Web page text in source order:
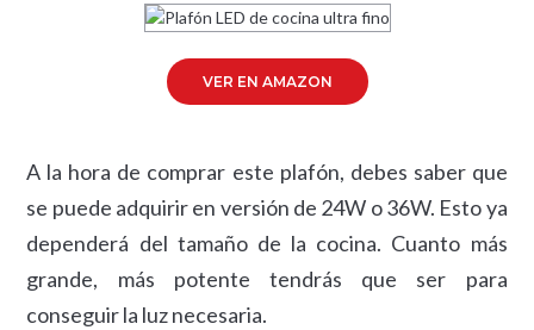
VER EN AMAZON
A la hora de comprar este plafón, debes saber que
se puede adquirir en versión de 24W o 36W. Esto ya
dependerá del tamaño de la cocina. Cuanto más
grande, más potente tendrás que ser para
conseguir la luz necesaria.